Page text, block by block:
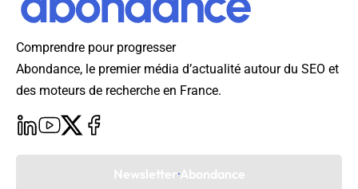
Comprendre pour progresser
Abondance, le premier média d’actualité autour du SEO et
des moteurs de recherche en France.
Newsletter Abondance